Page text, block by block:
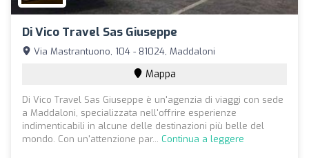
Di Vico Travel Sas Giuseppe
Via Mastrantuono, 104 - 81024, Maddaloni
Mappa
Di Vico Travel Sas Giuseppe è un'agenzia di viaggi con sede
a Maddaloni, specializzata nell'offrire esperienze
indimenticabili in alcune delle destinazioni più belle del
mondo. Con un'attenzione par... Continua a leggere